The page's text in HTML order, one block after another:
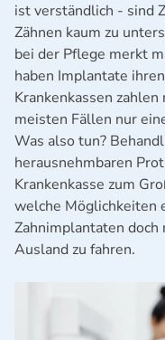
ist verständlich - sind
Zähnen kaum zu
bei der Pflege merkt
haben Implantate
Krankenkassen
meisten Fällen nur
Was also tun?
herausnehmbaren
Krankenkasse zum
welche Möglichkeiten
Zahnimplantaten doch
Ausland zu fahren.